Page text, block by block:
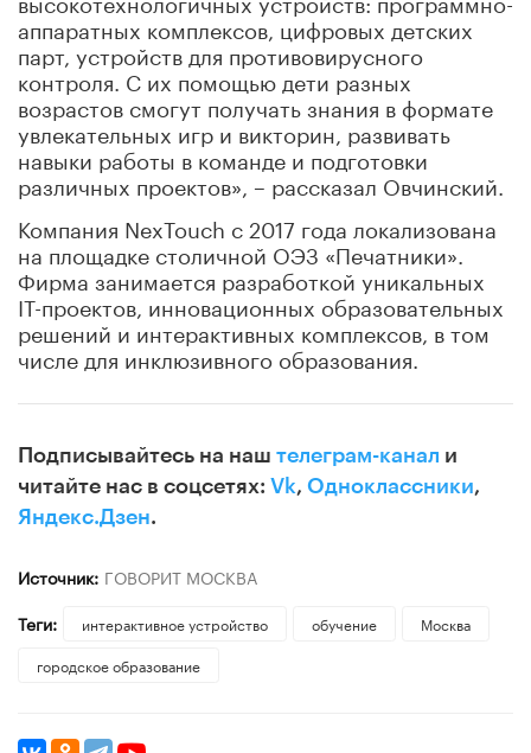
аппаратных комплексов, цифровых детских
парт, устройств для противовирусного
контроля. С их помощью дети разных
возрастов смогут получать знания в формате
увлекательных игр и викторин, развивать
навыки работы в команде и подготовки
различных проектов», – рассказал Овчинский.
Компания NexTouch с 2017 года локализована
на площадке столичной ОЭЗ «Печатники».
Фирма занимается разработкой уникальных
IT-проектов, инновационных образовательных
решений и интерактивных комплексов, в том
числе для инклюзивного образования.
Подписывайтесь на наш телеграм-канал и
читайте нас в соцсетях: Vk, Одноклассники,
Яндекс.Дзен.
Источник: ГОВОРИТ МОСКВА
Теги:
интерактивное устройство обучение
Москва
городское образование